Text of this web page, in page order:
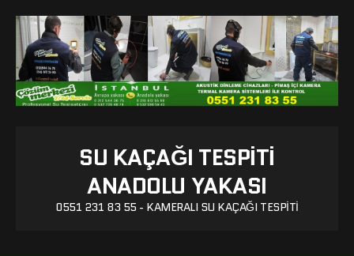
SU KAÇAĞI TESPITI
ANADOLU YAKASI
0551 231 83 55 - KAMERALI SU KAÇAĞI TESPITI